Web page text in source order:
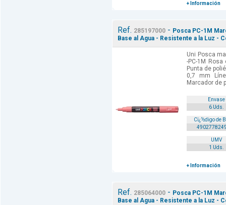
+ Información
Ref. 285197000 - Posca PC-1M
Base al Agua - Resistente a la Luz -
Uni Posca
-PC-1M
Punta de
0,7 mm
Marcador de
Envase
6 Uds.
Cï¿½digo de
UMV
1 Uds.
+ Información
Ref. 285064000 - Posca PC-1M
Base al Agua - Resistente a la Luz -